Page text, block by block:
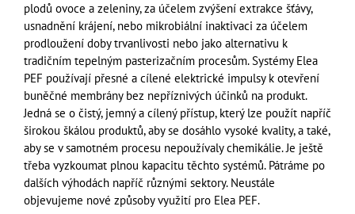
plodů ovoce a zeleniny, za účelem zvýšení extrakce šťávy,
usnadnění krájení, nebo mikrobiální inaktivaci za účelem
prodloužení doby trvanlivosti nebo jako alternativu k
tradičním tepelným pasterizačním procesům. Systémy Elea
PEF používají přesné a cílené elektrické impulsy k otevření
buněčné membrány bez nepříznivých účinků na produkt.
Jedná se o čistý, jemný a cílený přístup, který lze použít napříč
širokou škálou produktů, aby se dosáhlo vysoké kvality, a také,
aby se v samotném procesu nepoužívaly chemikálie. Je ještě
třeba vyzkoumat plnou kapacitu těchto systémů. Pátráme po
dalších výhodách napříč různými sektory. Neustále
objevujeme nové způsoby využití pro Elea PEF.